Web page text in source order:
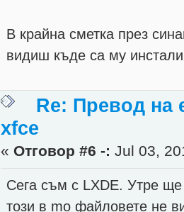
В крайна сметка през
видиш къде са му
Re: Превод на
xfce
« Отговор #6 -: Jul 03,
Сега съм с LXDE. Утре
този в mo файловете не